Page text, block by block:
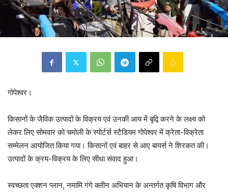
गोपेश्वर।
किसानों के जैविक उत्पादों के विक्रय एवं उनकी आय में बृद्वि करने के लक्ष्य को
लेकर लिए सोमवार को चमोली के स्पोर्टर्स स्टैडियम गोपेश्वर में क्रेता-विक्रेता
सम्मेलन आयोजित किया गया। किसानों एवं बाहर से आए बायर्स ने शिरकत की।
उत्पादों के क्रय-विक्रय के लिए सीधा संवाद हुआ।
स्वच्छता एक्शन प्लान, नमामि गंगे क्लीन अभियान के अन्तर्गत कृषि विभाग और